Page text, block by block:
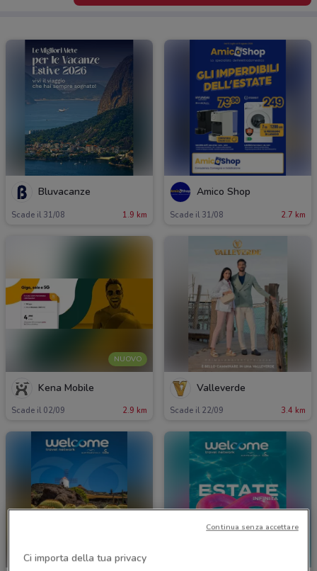
Bluvacanze
Scade il 31/08 1.9 km
Amico Shop
Scade il 31/08 2.7 km
NUOVO
Kena Mobile
Scade il 02/09 2.9 km
Valleverde
Scade il 22/09 3.4 km
Ci importa della tua privacy
Continua senza accettare